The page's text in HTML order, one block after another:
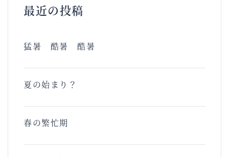
最近の投稿
猛暑 酷暑 酷暑
夏の始まり？
春の繁忙期